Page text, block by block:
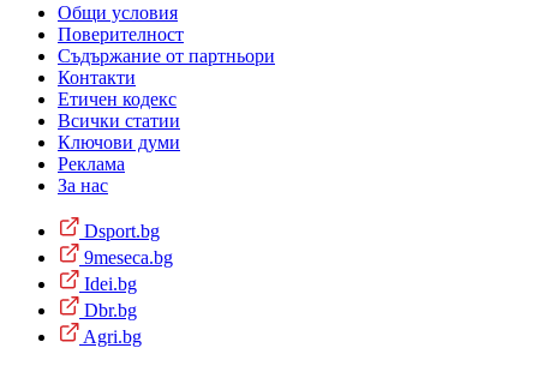
Общи условия
Поверителност
Съдържание от партньори
Контакти
Етичен кодекс
Всички статии
Ключови думи
Реклама
За нас
Dsport.bg
9meseca.bg
Idei.bg
Dbr.bg
Agri.bg